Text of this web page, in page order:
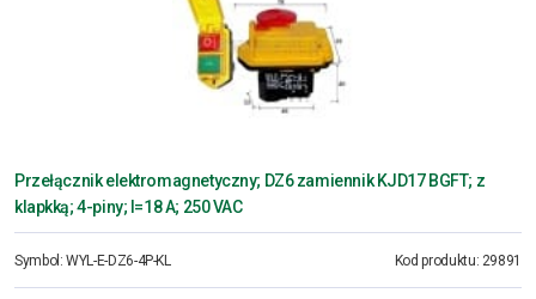
Przełącznik elektromagnetyczny; DZ6 zamiennik KJD17 BGFT; z
klapkką; 4-piny; I=18 A; 250 VAC
Symbol:WYL-E-DZ6-4P-KL Kod produktu: 29891